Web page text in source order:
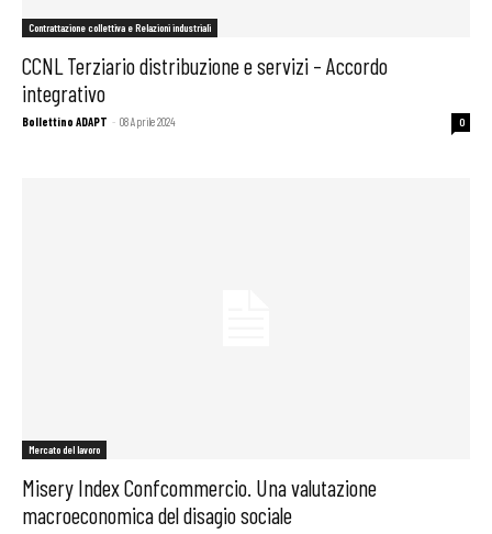
Contrattazione collettiva e Relazioni industriali
CCNL Terziario distribuzione e servizi – Accordo
integrativo
Bollettino ADAPT - 08 Aprile 2024 0
Mercato del lavoro
Misery Index Confcommercio. Una valutazione
macroeconomica del disagio sociale